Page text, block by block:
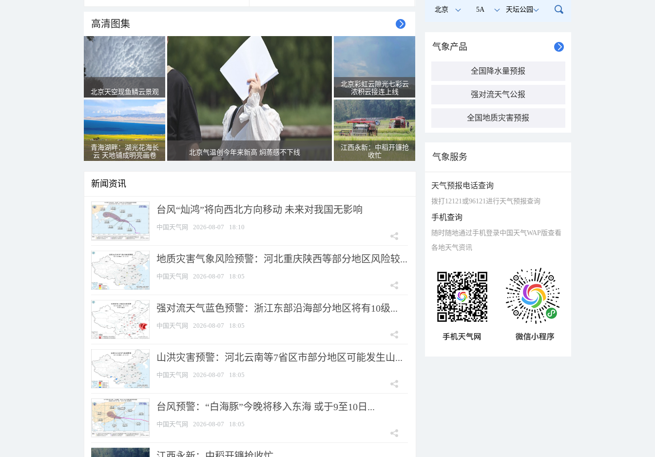
高清图集
北京天空现鱼鳞云景观
青海湖畔：湖光花海长
云 天地铺成明亮画卷
北京气温创今年来新高 焖蒸感不下线
北京彩虹云隙光七彩云
浓积云接连上线
江西永新：中稻开镰抢
收忙
新闻资讯
台风“灿鸿”将向西北方向移动 未来对我国无影响
中国天气网 2026-08-07 18:10
地质灾害气象风险预警：河北重庆陕西等部分地区风险较...
中国天气网 2026-08-07 18:05
强对流天气蓝色预警：浙江东部沿海部分地区将有10级...
中国天气网 2026-08-07 18:05
山洪灾害预警：河北云南等7省区市部分地区可能发生山...
中国天气网 2026-08-07 18:05
台风预警：“白海豚”今晚将移入东海 或于9至10日...
中国天气网 2026-08-07 18:05
北京 5A 天坛公园
气象产品
全国降水量预报
强对流天气公报
全国地质灾害预报
气象服务
天气预报电话查询
拨打12121或96121进行天气预报查询
手机查询
随时随地通过手机登录中国天气WAP版查看
各地天气资讯